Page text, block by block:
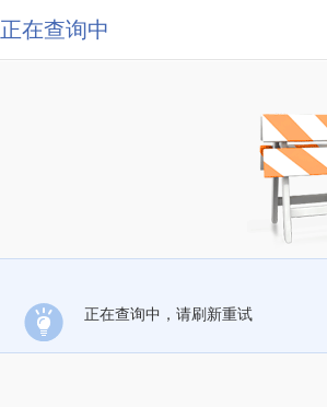
正在查询中
正在查询中，请刷新重试